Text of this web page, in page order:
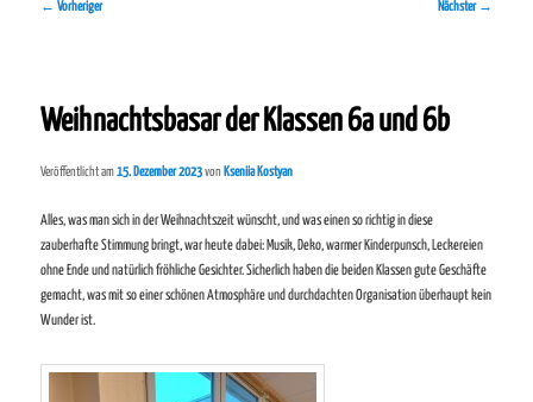
Beitragsnavigation
← Vorheriger Nächster →
Weihnachtsbasar der Klassen 6a und 6b
Veröffentlicht am15. Dezember 2023von Kseniia Kostyan
Alles, was man sich in der Weihnachtszeit wünscht, und was einen so richtig in diese
zauberhafte Stimmung bringt, war heute dabei: Musik, Deko, warmer Kinderpunsch, Leckereien
ohne Ende und natürlich fröhliche Gesichter. Sicherlich haben die beiden Klassen gute Geschäfte
gemacht, was mit so einer schönen Atmosphäre und durchdachten Organisation überhaupt kein
Wunder ist.